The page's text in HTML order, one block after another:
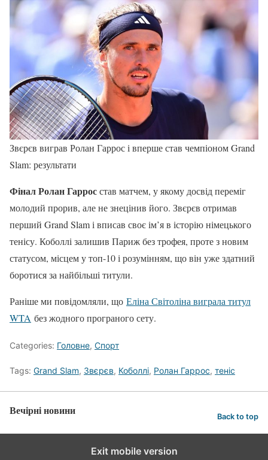
Звєрєв виграв Ролан Гаррос і вперше став чемпіоном Grand
Slam: результати
Фінал Ролан Гарросстав матчем, у якому досвід переміг
молодий прорив, але не знецінив його. Звєрєв отримав
перший Grand Slam і вписав своє ім’я в історію німецького
тенісу. Коболлі залишив Париж без трофея, проте з новим
статусом, місцем у топ-10 і розумінням, що він уже здатний
боротися за найбільші титули.
Раніше ми повідомляли, що Еліна Світоліна виграла титул
WTA без жодного програного сету.
Categories: Головне, Спорт
Tags: Grand Slam, Звєрєв, Коболлі, Ролан Гаррос, теніс
Вечірні новини Back to top
Exit mobile version